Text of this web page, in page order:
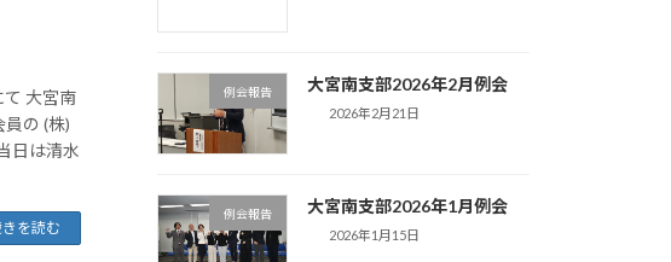
大宮南
の (株)
日は清水
を読む
例会報告 大宮南支部2026年2月例会
2026年2月21日
例会報告 大宮南支部2026年1月例会
2026年1月15日